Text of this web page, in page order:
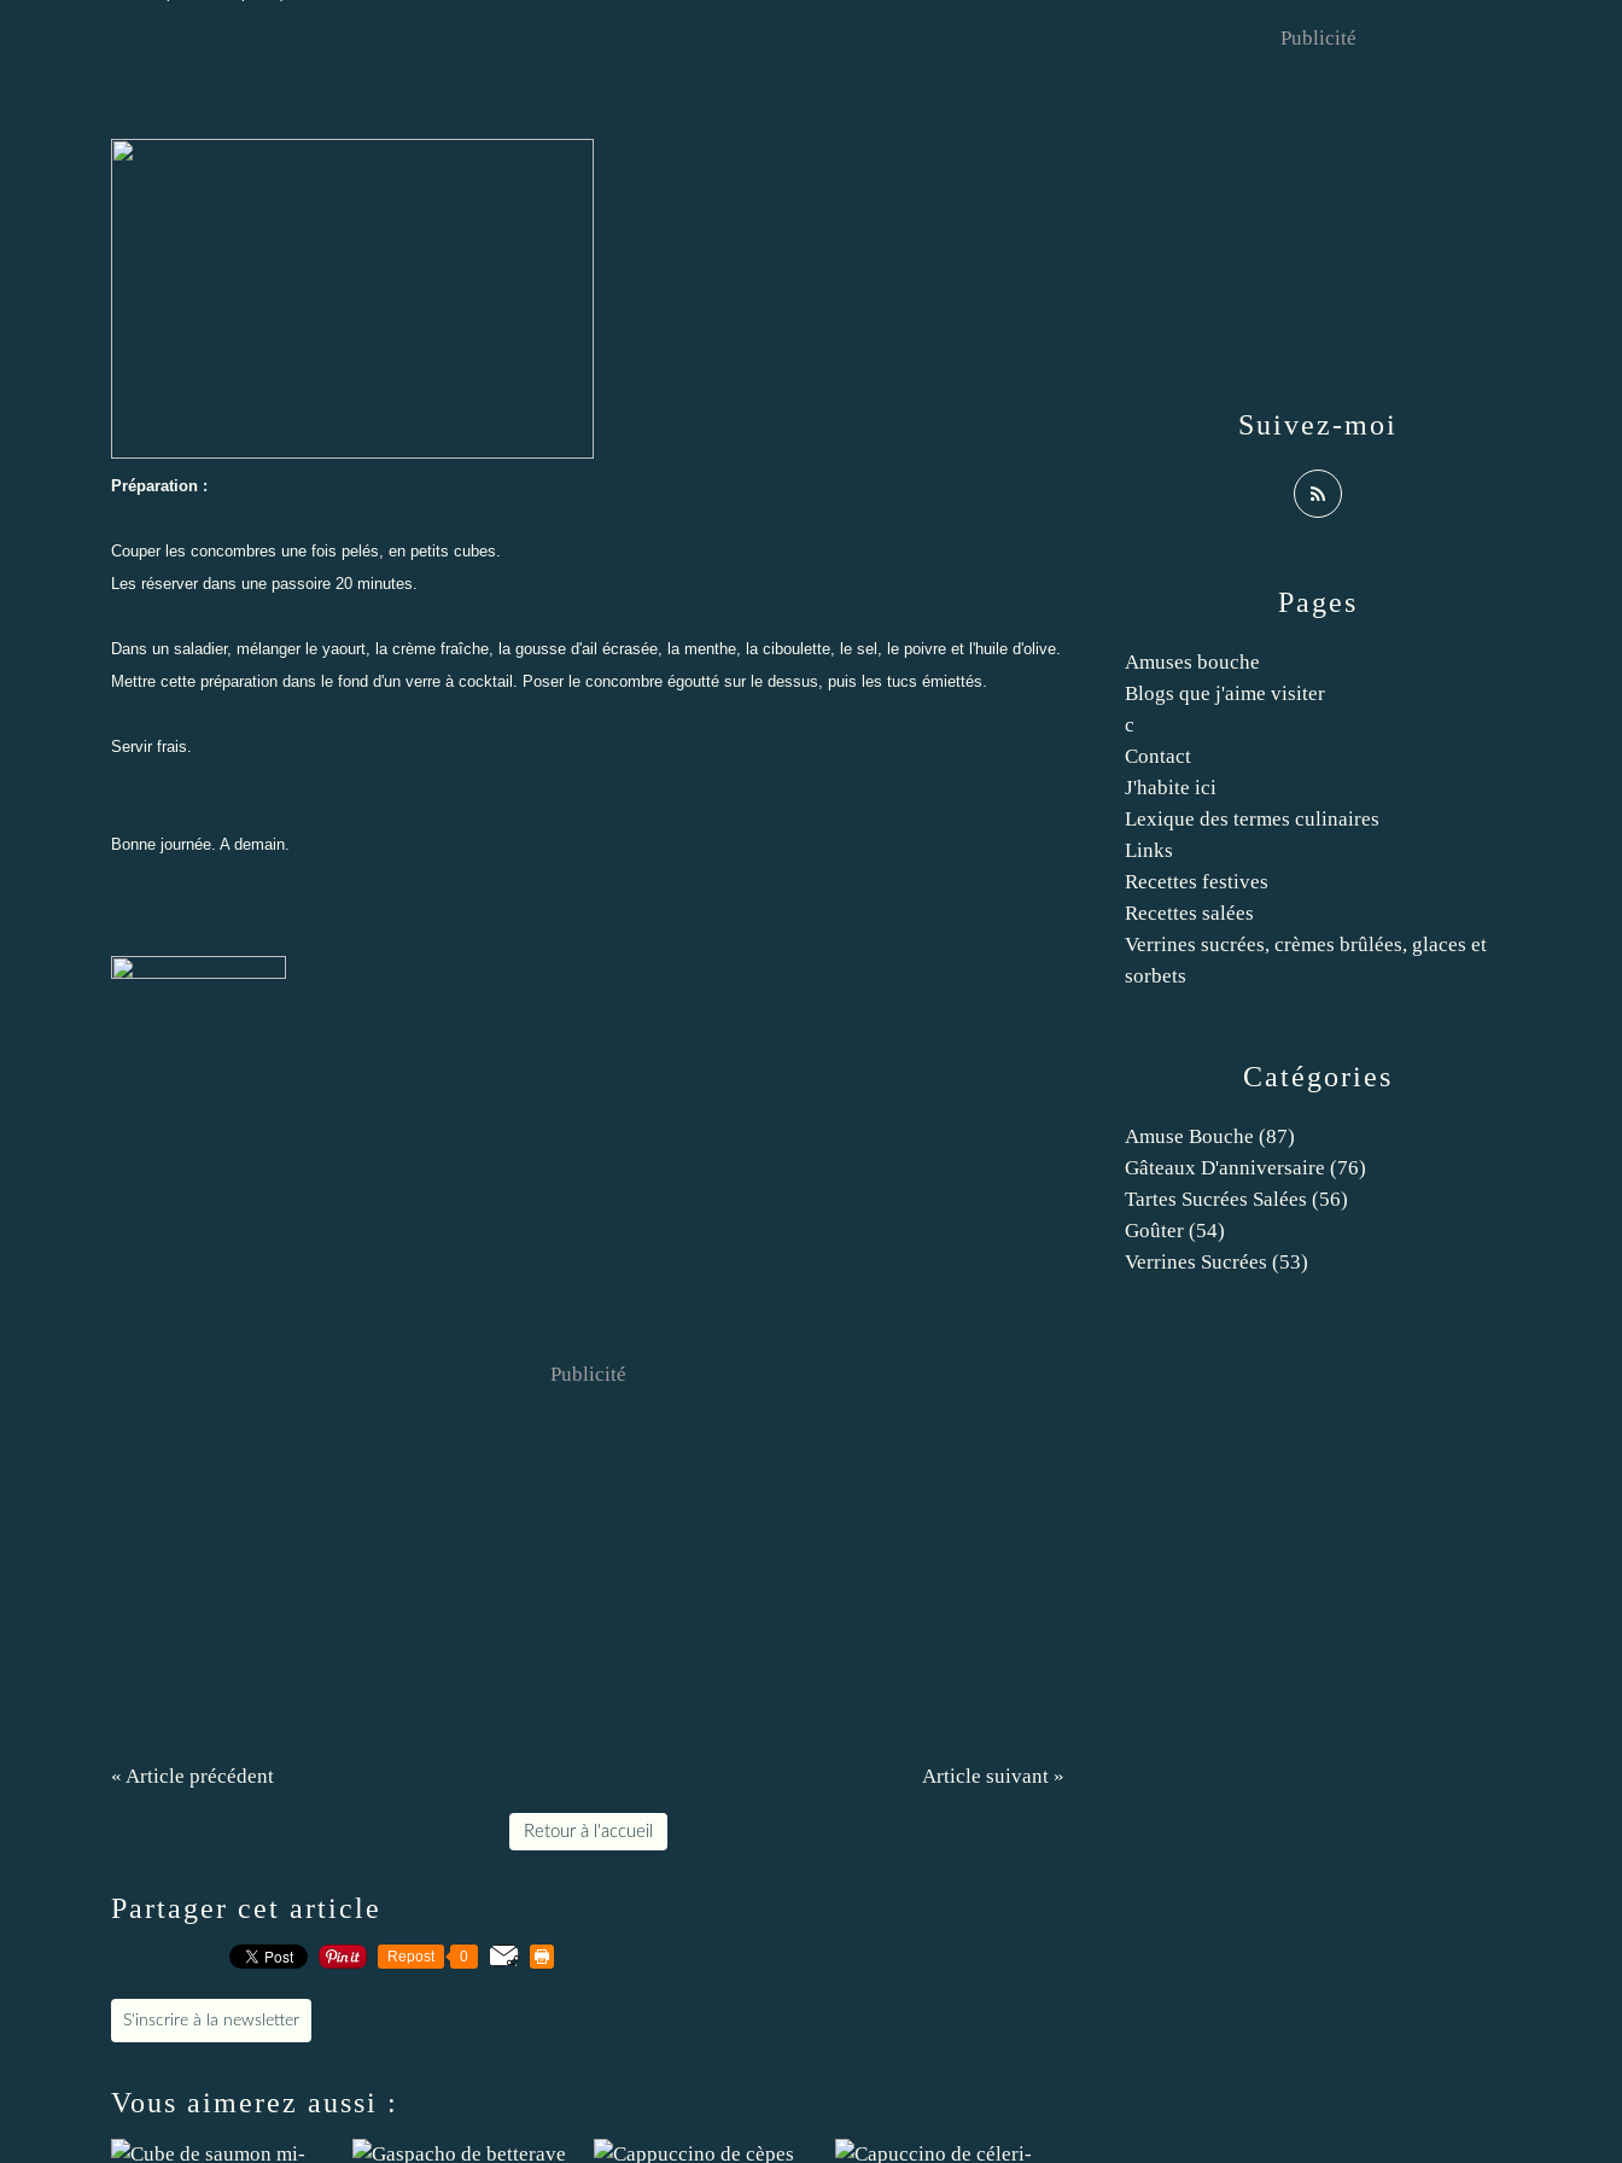
Préparation :
Couper les concombres une fois pelés, en petits cubes.
Les réserver dans une passoire 20 minutes.
Dans un saladier, mélanger le yaourt, la crème fraîche, la gousse d'ail écrasée, la menthe, la ciboulette, le sel, le poivre et l'huile d'olive.
Mettre cette préparation dans le fond d'un verre à cocktail. Poser le concombre égoutté sur le dessus, puis les tucs émiettés.
Servir frais.
Bonne journée. A demain.
Publicité
« Article précédent Article suivant »
Retour à l'accueil
Partager cet article
Repost 0
S'inscrire à la newsletter
Vous aimerez aussi :
Catégories
Amuse Bouche (87)
Gâteaux D'anniversaire (76)
Tartes Sucrées Salées (56)
Goûter (54)
Verrines Sucrées (53)
Pages
Amuses bouche
Blogs que j'aime visiter
c
Contact
J'habite ici
Lexique des termes culinaires
Links
Recettes festives
Recettes salées
Verrines sucrées, crèmes brûlées, glaces et
sorbets
Suivez-moi
Publicité